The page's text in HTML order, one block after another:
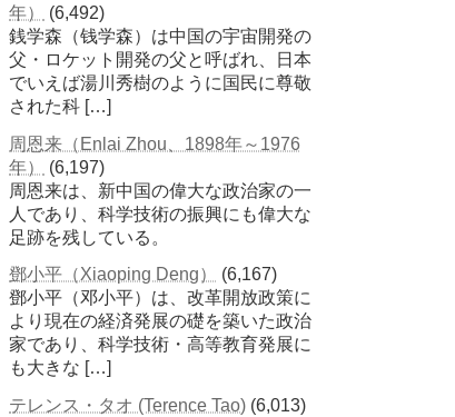
年）
(6,492)
銭学森（钱学森）は中国の宇宙開発の
父・ロケット開発の父と呼ばれ、日本
でいえば湯川秀樹のように国民に尊敬
された科 […]
周恩来（Enlai Zhou、1898年～1976
年）
(6,197)
周恩来は、新中国の偉大な政治家の一
人であり、科学技術の振興にも偉大な
足跡を残している。
鄧小平（Xiaoping Deng）
(6,167)
鄧小平（邓小平）は、改革開放政策に
より現在の経済発展の礎を築いた政治
家であり、科学技術・高等教育発展に
も大きな […]
テレンス・タオ (Terence Tao) (6,013)